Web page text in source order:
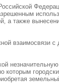
также
взаимосвязи
которым